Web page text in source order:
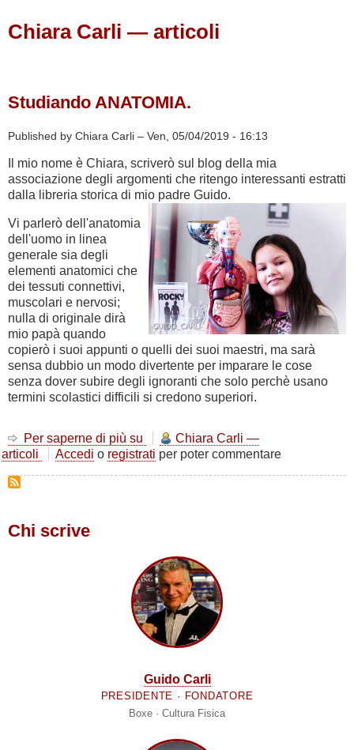
Chiara Carli — articoli
Studiando ANATOMIA.
Published by Chiara Carli – Ven, 05/04/2019 - 16:13
Il mio nome è Chiara, scriverò sul blog della mia
associazione degli argomenti che ritengo interessanti estratti
dalla libreria storica di mio padre Guido.
Vi parlerò dell'anatomia
dell'uomo in linea
generale sia degli
elementi anatomici che
dei tessuti connettivi,
muscolari e nervosi;
nulla di originale dirà
mio papà quando
copierò i suoi appunti o quelli dei suoi maestri, ma sarà
sensa dubbio un modo divertente per imparare le cose
senza dover subire degli ignoranti che solo perchè usano
termini scolastici difficili si credono superiori.
Per saperne di più su
Studiando
ANATOMIA.
Chiara Carli —
articoli
Accedi o registrati per poter commentare
Chi scrive
Guido Carli
PRESIDENTE · FONDATORE
Boxe · Cultura Fisica